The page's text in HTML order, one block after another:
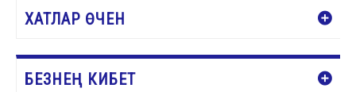
ХАТЛАР ӨЧЕН
БЕЗНЕҢ КИБЕТ